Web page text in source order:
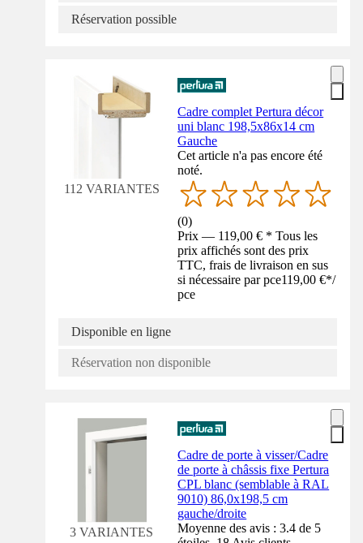
Réservation possible
112 VARIANTES
Cadre complet Pertura décor
uni blanc 198,5x86x14 cm
Gauche
Cet article n'a pas encore été
noté.
(0)
Prix — 119,00 € * Tous les
prix affichés sont des prix
TTC, frais de livraison en sus
si nécessaire par pce119,00 €*/
pce
Disponible en ligne
Réservation non disponible
3 VARIANTES
Cadre de porte à visser/Cadre
de porte à châssis fixe Pertura
CPL blanc (semblable à RAL
9010) 86,0x198,5 cm
gauche/droite
Moyenne des avis : 3.4 de 5